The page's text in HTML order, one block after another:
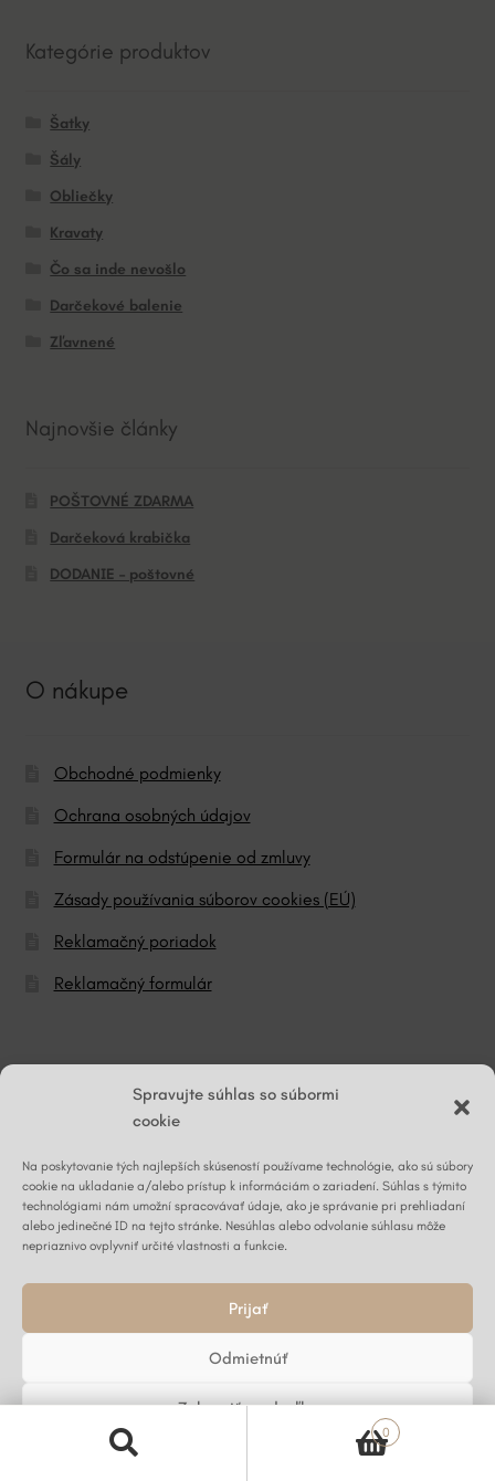
Spravujte súhlas so súbormi
cookie
Na poskytovanie tých najlepších skúseností používame technológie, ako sú súbory
cookie na ukladanie a/alebo prístup k informáciám o zariadení. Súhlas s týmito
technológiami nám umožní spracovávať údaje, ako je správanie pri prehliadaní
alebo jedinečné ID na tejto stránke. Nesúhlas alebo odvolanie súhlasu môže
nepriaznivo ovplyvniť určité vlastnosti a funkcie.
Prijať
Odmietnúť
Zobraziť predvoľby
Zásady používania súborov cookie Ochrana osobných údajov
Kategórie produktov
Šatky
Šály
Obliečky
Kravaty
Čo sa inde nevošlo
Darčekové balenie
Zľavnené
Najnovšie články
POŠTOVNÉ ZDARMA
Darčeková krabička
DODANIE – poštovné
O nákupe
Obchodné podmienky
Ochrana osobných údajov
Formulár na odstúpenie od zmluvy
Zásady používania súborov cookies (EÚ)
Reklamačný poriadok
Reklamačný formulár
Napíšte nám
0